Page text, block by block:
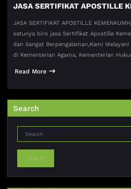
JASA SERTIFIKAT APOSTILLE
JASA SERTIFIKAT APOSTILLE
satunya biro jasa Sertifikat Apostille
dan Sangat Berpengalaman,Kami
di Kementerian Agama, Kementerian
Read More
Search
Search